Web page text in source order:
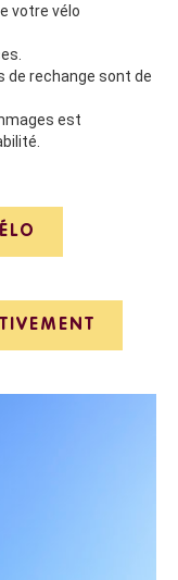
votre vélo
de rechange sont de
est